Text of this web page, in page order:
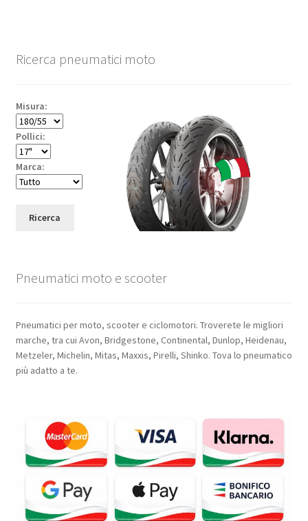
Ricerca pneumatici moto
Misura:
Pollici:
Marca:
Ricerca
Pneumatici moto e scooter
Pneumatici per moto, scooter e ciclomotori. Troverete le migliori
marche, tra cui Avon, Bridgestone, Continental, Dunlop, Heidenau,
Metzeler, Michelin, Mitas, Maxxis, Pirelli, Shinko. Tova lo pneumatico
più adatto a te.